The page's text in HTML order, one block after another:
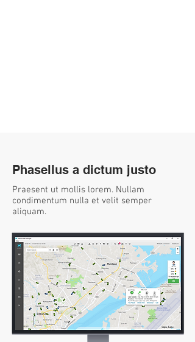
Phasellus a dictum justo
Praesent ut mollis lorem. Nullam
condimentum nulla et velit semper
aliquam.